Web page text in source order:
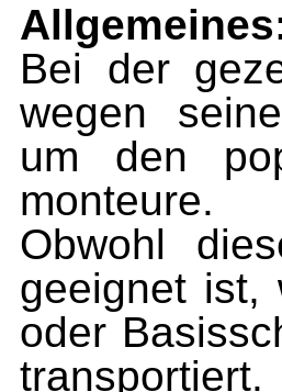
Bei der
wegen
um den
monteure.
Obwohl
geeignet ist,
oder
transportiert.